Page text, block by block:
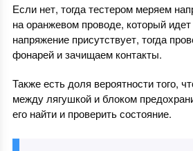
Если нет, тогда тестером меряем
на оранжевом проводе, который
напряжение присутствует, тогда
фонарей и зачищаем контакты.
Также есть доля вероятности того,
между лягушкой и блоком
его найти и проверить состояние.